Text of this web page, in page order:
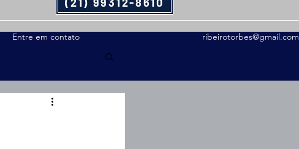
Entre em contato ribeirotorbes@gmail.com